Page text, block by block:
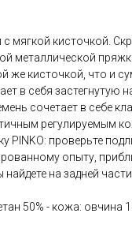
мягкой кисточкой.
металлической
же кисточкой, что и
в себя застегнутую
сочетает в себе
регулируемым
PINKO: проверьте
опыту,
на задней
50% - кожа: овчина